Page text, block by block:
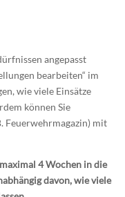
angepasst
bearbeiten“ im
wie viele Einsätze
können Sie
Feuerwehrmagazin) mit
4 Wochen in die
davon, wie viele